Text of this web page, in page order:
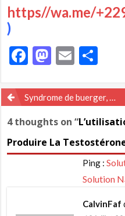
https//wa.me/
)
Facebook
Mastodon
Email
Navigation
de
l’article
Syndrome de buerger, Symptômes et Traitement Naturel
4 thoughts on “
Produire La
Ping :
Solution
CalvinFaf